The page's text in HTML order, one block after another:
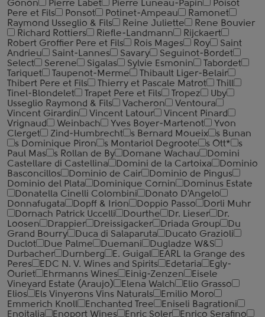
Gonon
Pierre Labet Pierre Luneau-Papin
Poisot
Pere et Fils
Ponsot Potinet-Ampeau
Ramonet
Raymond Usseglio & Fils
Reine Juliette
Rene Bouvier
Richard Rottiers
Riefle-Landmann
Rijckaert
Robert Groffier Pere et Fils
Rois Mages Roy
Saint
Andrieu
Saint-Lannes Savary
Seguinot-Bordet
Select
Serene Sigalas Sylvie Esmonin
Tabordet
Tariquet
Taupenot-Merme
Thibault Liger-Belair
Thibert Pere et Fils
Thierry et Pascale Matrot
Thill
Tinel-Blondelet
Trapet Pere et Fils Tropez
Uby
Usseglio Raymond & Fils
Vacheron
Ventoura
Vincent Girardin
Vincent Latour
Vincent Pinard
Vrignaud
Weinbach Yves Boyer-Martenot
Yvon
Clerget
Zind-Humbrecht s Bernard Moueix
s Bunan
s Dominique Piron
s Montariol Degroote s Ott*
s
Paul Mas
s Rollan de By Domane Wachau
Domini
Castellare di Castellina
Domini de la Cartoixa
Dominio
Basconcillos
Dominio de Cair
Dominio de Pingus
Dominio del Plata
Dominique Cornin
Dominus Estate
Donatella Cinelli Colombini
Donato D'Angelo
Donnafugata
Dopff & Irion Doppio Passo
Dorli Muhr
Dornach Patrick Uccelli
Dourthe Dr. Lieser
Dr.
Loosen
Drappier Dreissigacker Driada Group
Du
Grand Bourry
Duca di Salaparuta
Ducato Grazioli
Duclot
Due Palme Duemani
Dugladze W&S
Durbacher
Durnberg E. Guigal
EARL la Grange des
Peres
EDC N. V. Wines and Spirits Edetaria
Egly-
Ouriet
Ehrmanns Wines Einig-Zenzen
Eisele
Vineyard Estate (Araujo)
Elena Walch
Elio Grasso
Elios
Els Vinyerons Vins Naturals
Emilio Moro
Emmerich Knoll
Enchanted Tree
Eniseli Bagrationi
Enoitalia
Enoport Wines Enric Soler
Enrico Serafino